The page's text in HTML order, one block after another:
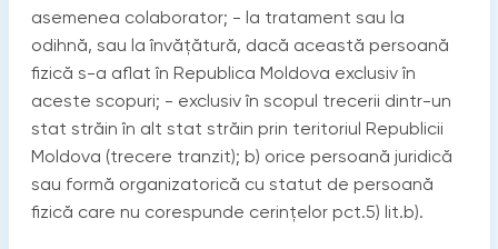
asemenea colaborator; - la tratament sau la
odihnă, sau la învăţătură, dacă această persoană
fizică s-a aflat în Republica Moldova exclusiv în
aceste scopuri; - exclusiv în scopul trecerii dintr-un
stat străin în alt stat străin prin teritoriul Republicii
Moldova (trecere tranzit); b) orice persoană juridică
sau formă organizatorică cu statut de persoană
fizică care nu corespunde cerinţelor pct.5) lit.b).